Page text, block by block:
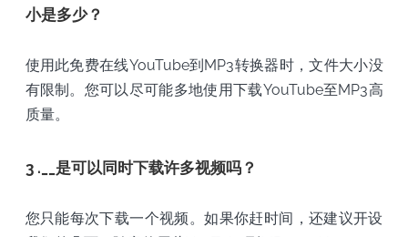
小是多少？
使用此免费在线YouTube到MP3转换器时，文件大小没
有限制。您可以尽可能多地使用下载YouTube至MP3高
质量。
3 .__是可以同时下载许多视频吗？
您只能每次下载一个视频。如果你赶时间，还建议开设